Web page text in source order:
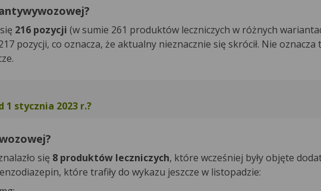
216 pozycji (w sumie 261 produktów leczniczych w różnych
pozycji, co oznacza, że aktualny nieznacznie się skrócił. Nie oznacza
stycznia 2023 r.?
się 8 produktów leczniczych, które wcześniej były objęte
które trafiły do wykazu jeszcze w listopadzie: